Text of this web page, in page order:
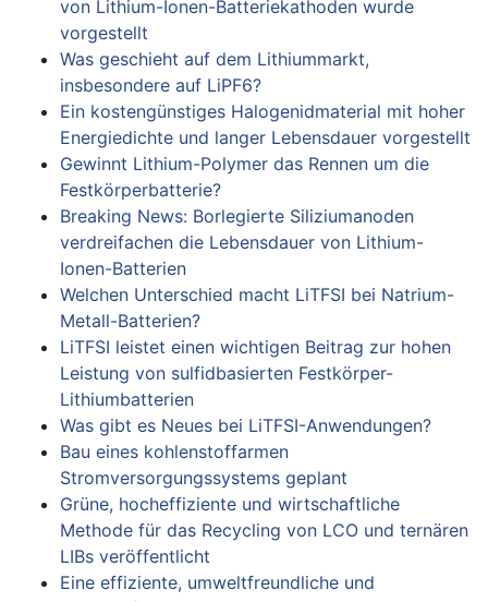
von Lithium-Ionen-Batteriekathoden wurde
vorgestellt
Was geschieht auf dem Lithiummarkt,
insbesondere auf LiPF6?
Ein kostengünstiges Halogenidmaterial mit hoher
Energiedichte und langer Lebensdauer vorgestellt
Gewinnt Lithium-Polymer das Rennen um die
Festkörperbatterie?
Breaking News: Borlegierte Siliziumanoden
verdreifachen die Lebensdauer von Lithium-
Ionen-Batterien
Welchen Unterschied macht LiTFSI bei Natrium-
Metall-Batterien?
LiTFSI leistet einen wichtigen Beitrag zur hohen
Leistung von sulfidbasierten Festkörper-
Lithiumbatterien
Was gibt es Neues bei LiTFSI-Anwendungen?
Bau eines kohlenstoffarmen
Stromversorgungssystems geplant
Grüne, hocheffiziente und wirtschaftliche
Methode für das Recycling von LCO und ternären
LIBs veröffentlicht
Eine effiziente, umweltfreundliche und